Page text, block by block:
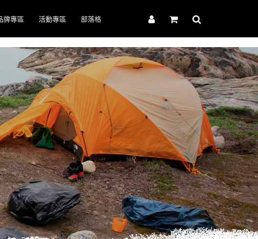
牌專區 活動專區 部落格